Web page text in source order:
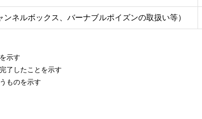
ンネルボックス、バーナブルポイズンの取扱い等）
示す
了したことを示す
ものを示す